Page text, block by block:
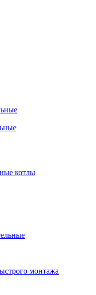
котлы
монтажа